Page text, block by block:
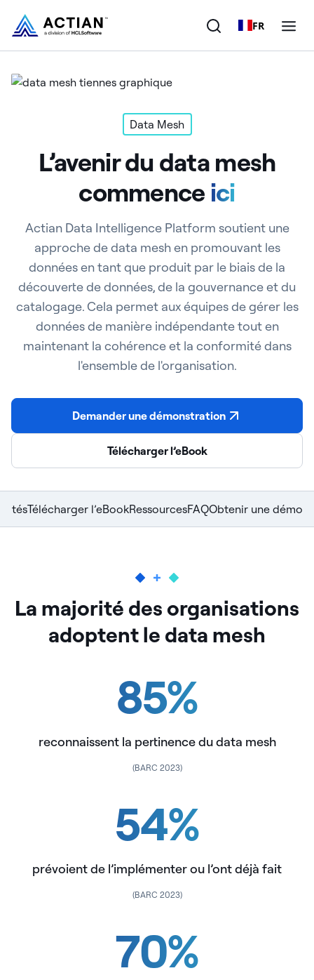
FR
Produits
Clients
Ressources
Data Mesh
L’avenir du data mesh
commence ici
Actian Data Intelligence Platform soutient une
approche de data mesh en promouvant les
données en tant que produit par le biais de la
découverte de données, de la gouvernance et du
catalogage. Cela permet aux équipes de gérer les
données de manière indépendante tout en
maintenant la cohérence et la conformité dans
l'ensemble de l'organisation.
Demander une démonstration
Télécharger l’eBook
Télécharger l’eBookRessourcesFAQObtenir une démo
La majorité des organisations
adoptent le data mesh
85%
reconnaissent la pertinence du data mesh
(BARC 2023)
54%
prévoient de l’implémenter ou l’ont déjà fait
(BARC 2023)
70%